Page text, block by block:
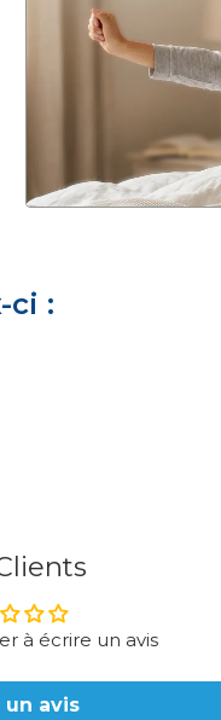
ci :
à écrire un avis
un avis